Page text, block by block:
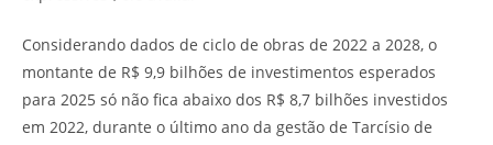
Considerando dados de ciclo de obras de 2022 a 2028, o
montante de R$ 9,9 bilhões de investimentos esperados
para 2025 só não fica abaixo dos R$ 8,7 bilhões investidos
em 2022, durante o último ano da gestão de Tarcísio de